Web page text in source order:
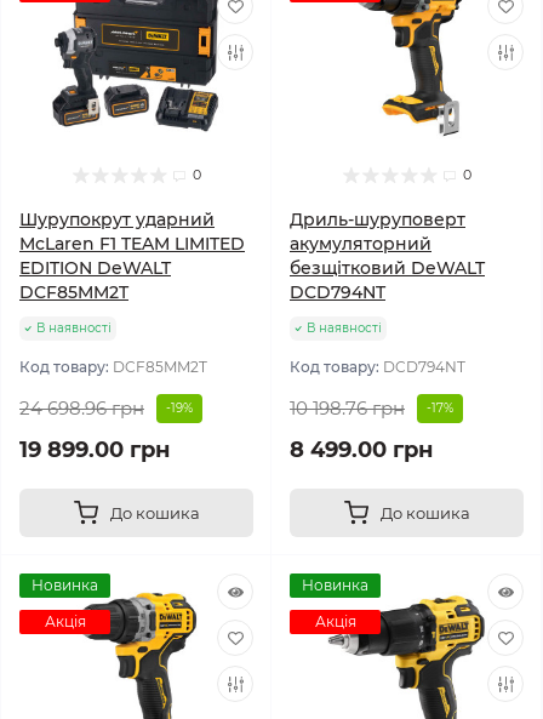
0
Шурупокрут ударний
McLaren F1 TEAM LIMITED
EDITION DeWALT
DCF85MM2T
В наявності
Код товару: DCF85MM2T
24 698.96 грн -19%
19 899.00 грн
До кошика
0
Дриль-шуруповерт
акумуляторний
безщітковий DeWALT
DCD794NT
В наявності
Код товару: DCD794NT
10 198.76 грн -17%
8 499.00 грн
До кошика
Новинка
Акція
Новинка
Акція